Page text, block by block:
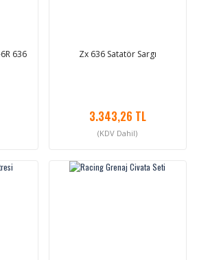
636
Zx 636 Satatör Sargı
3.343,26 TL
(KDV Dahil)